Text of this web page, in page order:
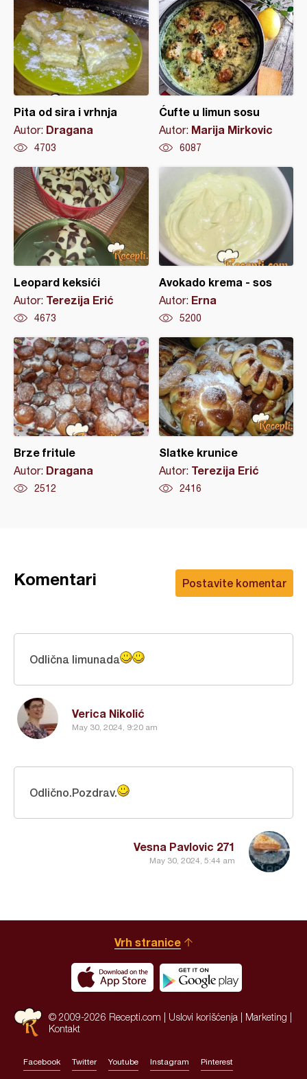
Pita od sira i vrhnja
Autor: Dragana
4703
Ćufte u limun sosu
Autor: Marija Mirkovic
6087
Leopard keksići
Autor: Terezija Erić
4673
Avokado krema - sos
Autor: Erna
5200
Brze fritule
Autor: Dragana
2512
Slatke krunice
Autor: Terezija Erić
2416
Postavite komentar
Komentari
Verica Nikolić
May 30, 2024, 9:20 am
Odlična limunada
Vesna Pavlovic 271
May 30, 2024, 5:44 am
Odlično.Pozdrav.
Vrh stranice
© 2009-2026 Recepti.com | Uslovi korišćenja Marketing
Kontakt
Facebook Twitter Youtube Instagram Pinterest